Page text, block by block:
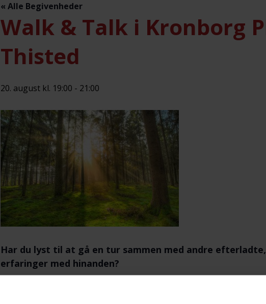
« Alle Begivenheder
Walk & Talk i Kronborg
Thisted
20. august kl. 19:00 - 21:00
Har du lyst til at gå en tur sammen med andre
erfaringer med hinanden?